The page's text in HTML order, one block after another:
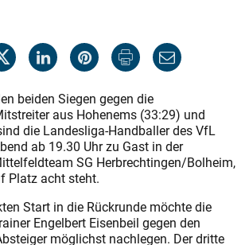
beiden Siegen gegen die
aus Hohenems (33:29) und
die Landesliga-Handballer des VfL
ab 19.30 Uhr zu Gast in der
SG Herbrechtingen/Bolheim,
Platz acht steht.
Start in die Rückrunde möchte die
Engelbert Eisenbeil gegen den
möglichst nachlegen. Der dritte